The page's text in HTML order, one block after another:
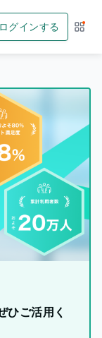
ログインする サー
ひご活用く